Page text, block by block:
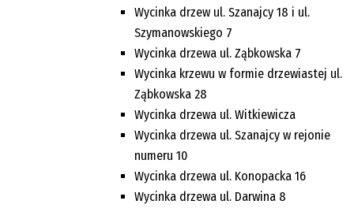
Wycinka drzew ul. Szanajcy 18 i ul.
Szymanowskiego 7
Wycinka drzewa ul. Ząbkowska 7
Wycinka krzewu w formie drzewiastej ul.
Ząbkowska 28
Wycinka drzewa ul. Witkiewicza
Wycinka drzewa ul. Szanajcy w rejonie
numeru 10
Wycinka drzewa ul. Konopacka 16
Wycinka drzewa ul. Darwina 8